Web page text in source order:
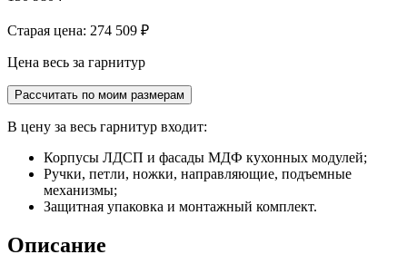
Старая цена: 274 509 ₽
Цена весь за гарнитур
Рассчитать по моим размерам
В цену за весь гарнитур входит:
Корпусы ЛДСП и фасады МДФ кухонных модулей;
Ручки, петли, ножки, направляющие, подъемные
механизмы;
Защитная упаковка и монтажный комплект.
Описание